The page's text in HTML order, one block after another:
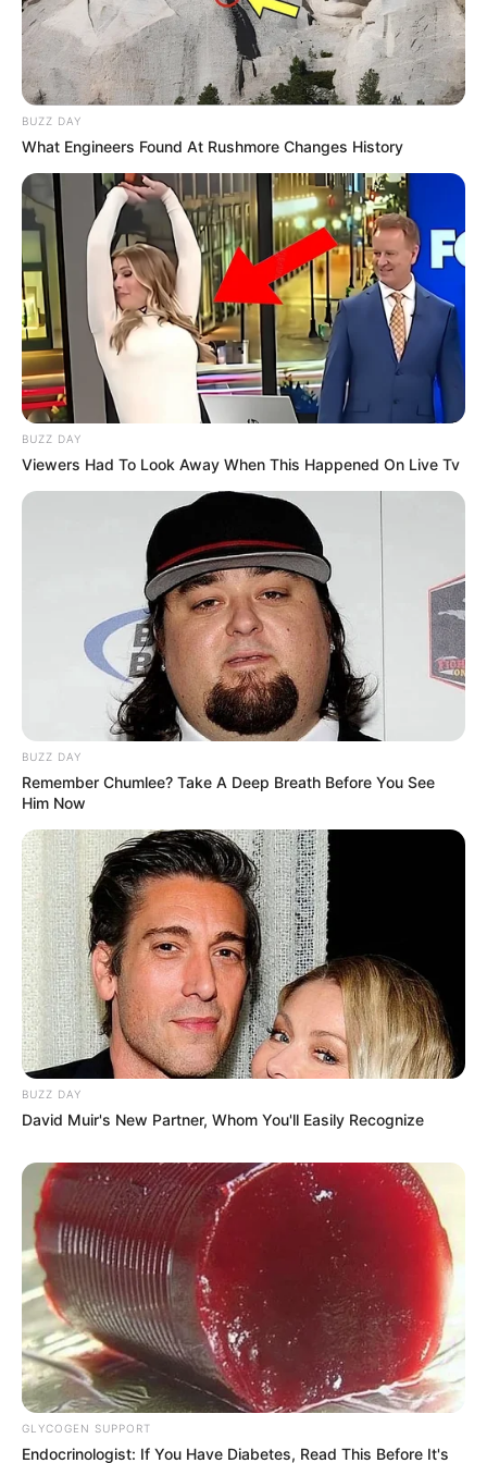
Mainstream yang Konyol
Banget
8 Kata Lucu Seputar Malam
Minggu ala Jomblo yang Bikin
Ngenes
10 Desain Kanopi Tempat
Tidur, Serasa Beristirahat di
Tampil Lebih Modern, 7 Potret
Hasil Renovasi Rumah Berusia
90 Tahun
PRIVACY POLICY DISCLAIMER HUBUNGI KAMI IKLAN
BUZZ DAY
What Engineers Found At Rushmore Changes History
BUZZ DAY
Viewers Had To Look Away When This Happened On Live Tv
BUZZ DAY
Remember Chumlee? Take A Deep Breath Before You See
Him Now
BUZZ DAY
David Muir's New Partner, Whom You'll Easily Recognize
GLYCOGEN SUPPORT
Endocrinologist: If You Have Diabetes, Read This Before It's